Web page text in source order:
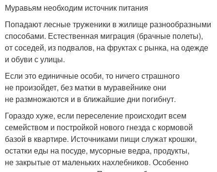
Муравьям необходим источник питания
Попадают лесные труженики в жилище разнообразными
способами. Естественная миграция (брачные полеты),
от соседей, из подвалов, на фруктах с рынка, на одежде
и обуви с улицы.
Если это единичные особи, то ничего страшного
не произойдет, без матки в муравейнике они
не размножаются и в ближайшие дни погибнут.
Гораздо хуже, если переселение происходит всем
семейством и постройкой нового гнезда с кормовой
базой в квартире. Источниками пищи служат крошки,
остатки еды на посуде, мусорные ведра, продукты,
не закрытые от маленьких нахлебников. Особенно